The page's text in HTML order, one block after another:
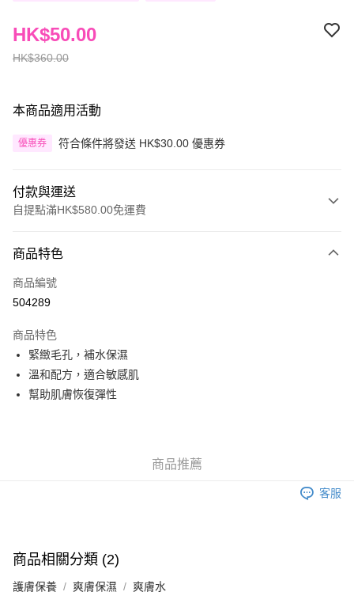
HK$360.00
HK$50.00
本商品適用活動
優惠券 符合條件將發送 HK$30.00 優惠券
付款與運送
自提點滿HK$580.00免運費
信用卡
Apple Pay
AlipayHK
PayMe
eshop@colourmix-cosmetics.com** **我們不會處理沒有提供存款單據的訂
每筆HK$30.00，滿HK$580.00或以上免運費
商品特色
商品編號
504289
商品特色
緊緻毛孔，補水保濕
溫和配方，適合敏感肌
幫助肌膚恢復彈性
商品推薦
客服
商品相關分類 (2)
護膚保養 爽膚保濕 爽膚水